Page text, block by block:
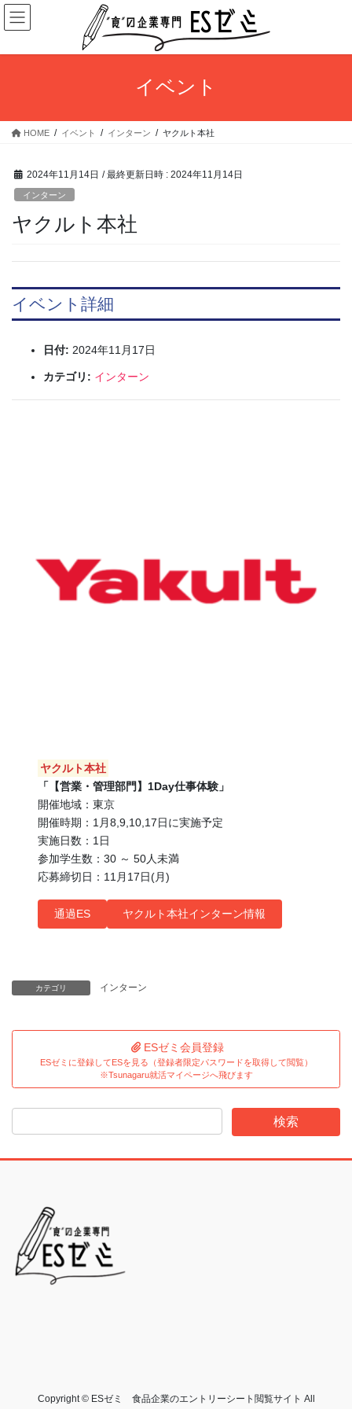
コ
ン
ン
キ
ナ
ビ
ー
に
イベント
HOME イベント インターン ヤクルト本社
2024年11月14日 / 最終更新日時 : 2024年11月14日
インターン
ヤクルト本社
イベント詳細
日付: 2024年11月17日
カテゴリ: インターン
ヤクルト本社
「【営業・管理部門】1Day仕事体験」
開催地域：東京
開催時期：1月8,9,10,17日に実施予定
実施日数：1日
参加学生数：30 ～ 50人未満
応募締切日：11月17日(月)
通過ES ヤクルト本社インターン情報
カテゴリ インターン
ESゼミ会員登録
ESゼミに登録してESを見る（登録者限定パスワードを取得して閲覧）
※Tsunagaru就活マイページへ飛びます
Copyright © ESゼミ 食品企業のエントリーシート閲覧サイト All